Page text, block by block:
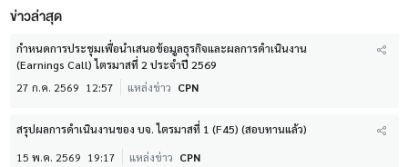
ข่าวล่าสุด
กำหนดการประชุมเพื่อนำเสนอข้อมูลธุรกิจและผลการดำเนินงาน
(Earnings Call) ไตรมาสที่ 2 ประจำปี 2569
27 ก.ค. 2569 12:57 แหล่งข่าว CPN
สรุปผลการดำเนินงานของ บจ. ไตรมาสที่ 1 (F45) (สอบทานแล้ว)
15 พ.ค. 2569 19:17 แหล่งข่าว CPN